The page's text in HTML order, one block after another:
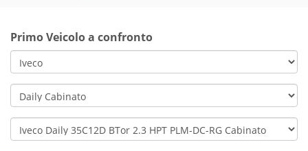
Primo Veicolo a confronto